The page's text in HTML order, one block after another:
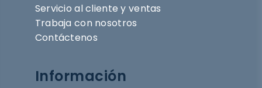
Servicio al cliente y ventas
Trabaja con nosotros
Contáctenos
Información